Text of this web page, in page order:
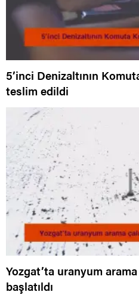
5’inci Denizaltının
teslim edildi
Yozgat’ta uranyum
başlatıldı